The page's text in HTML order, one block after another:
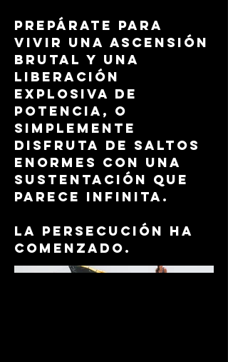
Prepárate para
vivir una ascensión
brutal y una
liberación
explosiva de
potencia, o
simplemente
disfruta de saltos
enormes con una
sustentación que
parece infinita.
La persecución ha
comenzado.